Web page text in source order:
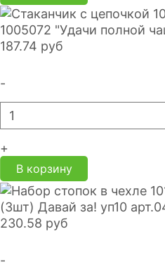
1005072 "Удачи полной
187.74 руб
-
+
В корзину
(3шт) Давай за! уп10
230.58 руб
-